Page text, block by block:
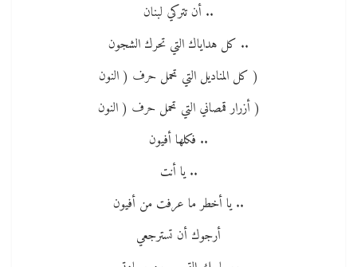
.. أن تتركي لبنان
.. كل هداياك التي تحرك الشجون
( كل المناديل التي تحمل حرف ( النون
( أزرار قمصاني التي تحمل حرف ( النون
.. فكلها أفيون
.. يا أنت
.. يا أخطر ما عرفت من أفيون
أرجوك أن تسترجعي